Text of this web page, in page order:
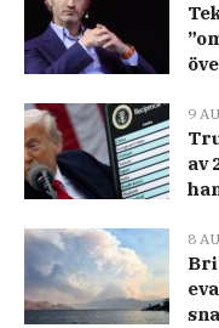
9
av
8